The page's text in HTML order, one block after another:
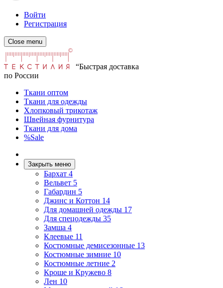
Войти
Регистрация
Close menu
“Быстрая доставка
по России
Ткани оптом
Ткани для одежды
Хлопковый трикотаж
Швейная фурнитура
Ткани для дома
%Sale
Закрыть меню
Бархат 4
Вельвет 5
Габардин 5
Джинс и Коттон 14
Для домашней одежды 17
Для спецодежды 35
Замша 4
Клеевые 11
Костюмные демисезонные 13
Костюмные зимние 10
Костюмные летние 2
Кроше и Кружево 8
Лен 10